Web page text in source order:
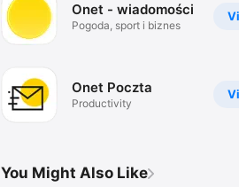
Onet - wiadomości
Pogoda, sport i biznes
Onet Poczta
Productivity
You Might Also Like